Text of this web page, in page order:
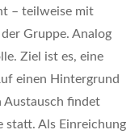
– teilweise mit
Gruppe. Analog
Ziel ist es, eine
einen Hintergrund
Austausch findet
statt. Als Einreichung